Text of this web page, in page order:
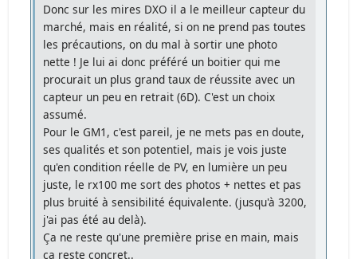
Donc sur les mires DXO il a le meilleur capteur du
marché, mais en réalité, si on ne prend pas toutes
les précautions, on du mal à sortir une photo
nette ! Je lui ai donc préféré un boitier qui me
procurait un plus grand taux de réussite avec un
capteur un peu en retrait (6D). C'est un choix
assumé.
Pour le GM1, c'est pareil, je ne mets pas en doute,
ses qualités et son potentiel, mais je vois juste
qu'en condition réelle de PV, en lumière un peu
juste, le rx100 me sort des photos + nettes et pas
plus bruité à sensibilité équivalente. (jusqu'à 3200,
j'ai pas été au delà).
Ça ne reste qu'une première prise en main, mais
ça reste concret..